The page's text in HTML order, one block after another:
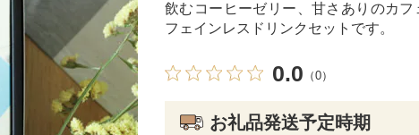
飲むコーヒーゼリー、甘さありのカ
フェインレスドリンクセットです。
0.0 （0）
お礼品発送予定時期